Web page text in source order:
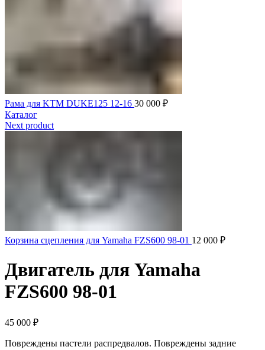
Рама для KTM DUKE125 12-16 30 000 ₽
Каталог
Next product
Корзина сцепления для Yamaha FZS600 98-01 12 000 ₽
Двигатель для Yamaha
FZS600 98-01
45 000 ₽
Повреждены пастели распредвалов. Повреждены задние